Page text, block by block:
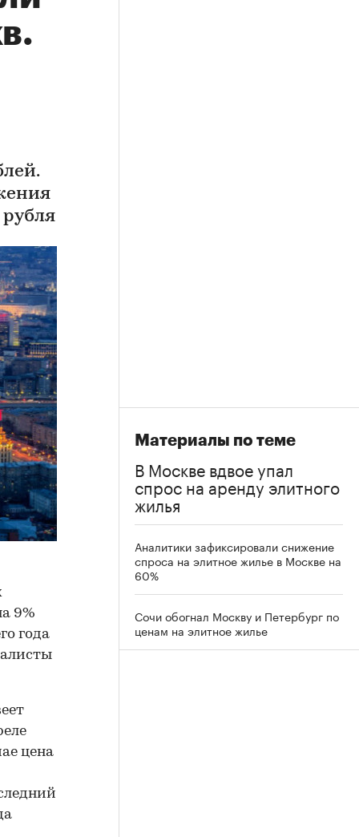
9%
года
цена
Материалы по теме
В Москве вдвое упал
спрос на аренду элитного
жилья
Аналитики зафиксировали снижение
спроса на элитное жилье в Москве на
60%
Сочи обогнал Москву и Петербург по
ценам на элитное жилье